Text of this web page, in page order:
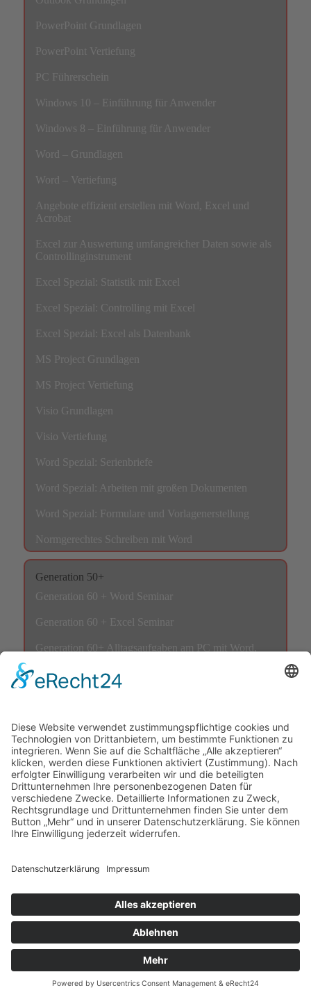
PowerPoint Grundlagen
PowerPoint Vertiefung
PC Führerschein
Windows 10 – Einführung für Anwender
Windows 8 – Einführung für Anwender
Word – Grundlagen
Word – Vertiefung
Angebote effizient erstellen mit Word, Excel und
Acrobat
Excel zur Auswertung umfangreicher Daten sowie als
Controllinginstrument
Excel Spezial: Statistik mit Excel
Excel Spezial: Controlling mit Excel
Excel Spezial: Excel als Datenbank
MS Project Grundlagen
MS Project Vertiefung
Visio Grundlagen
Visio Vertiefung
Word Spezial: Serienbriefe
Word Spezial: Arbeiten mit großen Dokumenten
Word Spezial: Formulare und Vorlagenerstellung
Normgerechtes Schreiben mit Word
Generation 50+
Generation 60 + Word Seminar
Generation 60 + Excel Seminar
Generation 60+ Alltagsaufgaben am PC mit Word,
Home Kontakt
AGB